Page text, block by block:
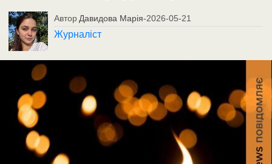
Автор Давидова Марія-2026-05-21
Журналіст